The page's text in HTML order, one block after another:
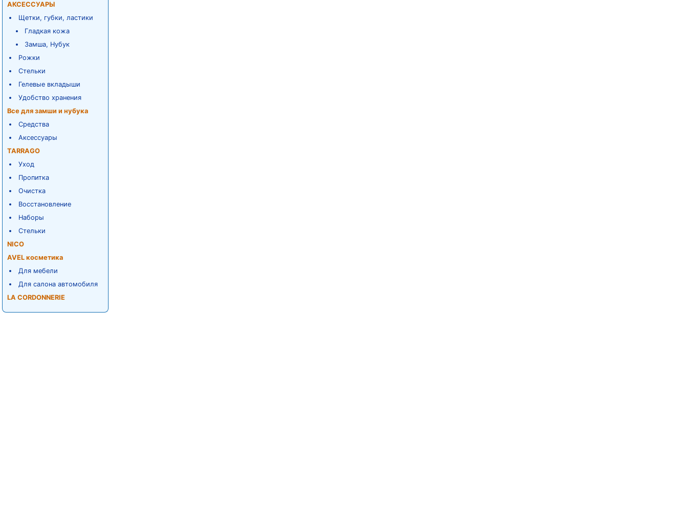
АКСЕССУАРЫ
Щетки, губки, ластики
Гладкая кожа
Замша, Нубук
Рожки
Стельки
Гелевые вкладыши
Удобство хранения
Все для замши и нубука
Средства
Аксессуары
TARRAGO
Уход
Пропитка
Очистка
Восстановление
Наборы
Стельки
NICO
AVEL косметика
Для мебели
Для салона автомобиля
LA CORDONNERIE